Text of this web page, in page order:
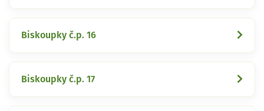
Biskoupky č.p. 16
Biskoupky č.p. 17